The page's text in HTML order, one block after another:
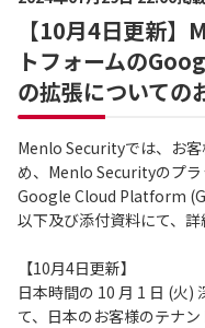
【10月4日更新
トフォームの
の拡張についての
Menlo Securityでは、お
め、Menlo Securityのプ
Google Cloud Platform
以下及び添付資料にて、詳
【10月4日更新】
日本時間の 10 月 1 日 (火)
て、日本のお客様のテナ